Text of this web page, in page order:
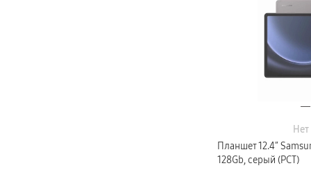
Планшет 12.4″
128Gb, серый (РСТ)